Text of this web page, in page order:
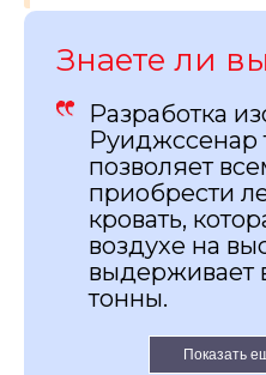
Знаете ли
Разработка
Руиджссенар
позволяет
приобрести
кровать,
воздухе на
выдерживает
тонны.
Показать